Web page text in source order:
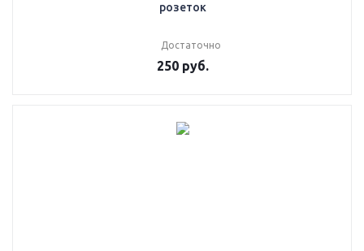
розеток
Достаточно
250руб.